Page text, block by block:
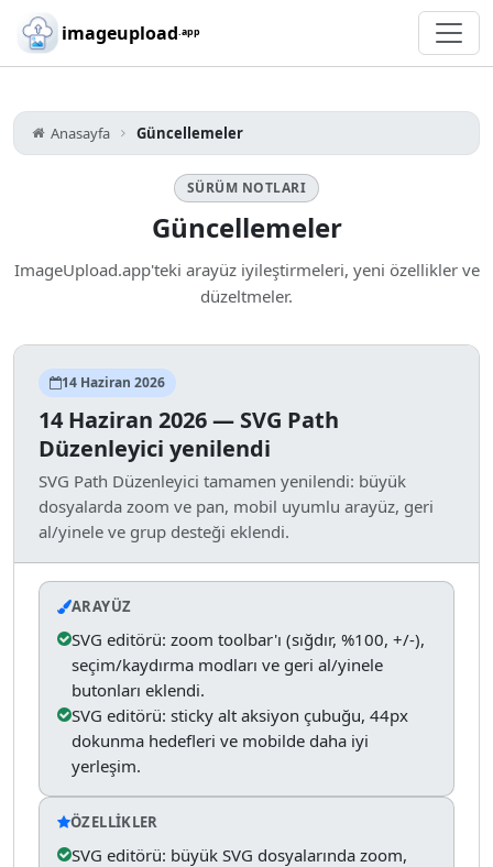
Skip to main content
imageupload.app
Anasayfa Güncellemeler
SÜRÜM NOTLARI
Güncellemeler
ImageUpload.app'teki arayüz iyileştirmeleri, yeni özellikler ve
düzeltmeler.
14 Haziran 2026
14 Haziran 2026 — SVG Path
Düzenleyici yenilendi
SVG Path Düzenleyici tamamen yenilendi: büyük
dosyalarda zoom ve pan, mobil uyumlu arayüz, geri
al/yinele ve grup desteği eklendi.
ARAYÜZ
SVG editörü: zoom toolbar'ı (sığdır, %100, +/-),
seçim/kaydırma modları ve geri al/yinele
butonları eklendi.
SVG editörü: sticky alt aksiyon çubuğu, 44px
dokunma hedefleri ve mobilde daha iyi
yerleşim.
ÖZELLIKLER
SVG editörü: büyük SVG dosyalarında zoom,